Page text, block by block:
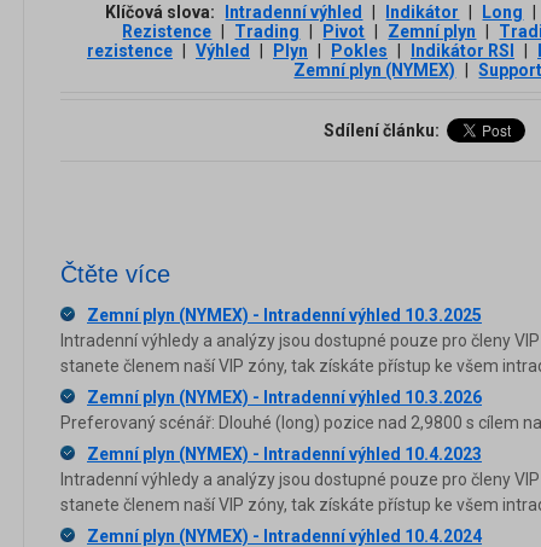
Klíčová slova: Intradenní výhled Indikátor Long
Rezistence
Trading Pivot Zemní plyn
rezistence
Výhled Plyn Pokles Indikátor RSI
Zemní plyn (NYMEX)
Sdílení článku:
Čtěte více
Zemní plyn (NYMEX) - Intradenní výhled 10.3.2025
Intradenní výhledy a analýzy jsou dostupné pouze pro členy
stanete členem naší VIP zóny, tak získáte přístup ke všem
Zemní plyn (NYMEX) - Intradenní výhled 10.3.2026
Preferovaný scénář: Dlouhé (long) pozice nad 2,9800 s cílem
Zemní plyn (NYMEX) - Intradenní výhled 10.4.2023
Intradenní výhledy a analýzy jsou dostupné pouze pro členy
stanete členem naší VIP zóny, tak získáte přístup ke všem
Zemní plyn (NYMEX) - Intradenní výhled 10.4.2024